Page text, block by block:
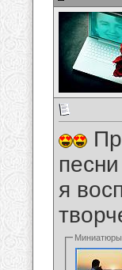
я
Миниатюры